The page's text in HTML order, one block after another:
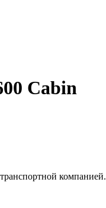
Cabin
компанией.